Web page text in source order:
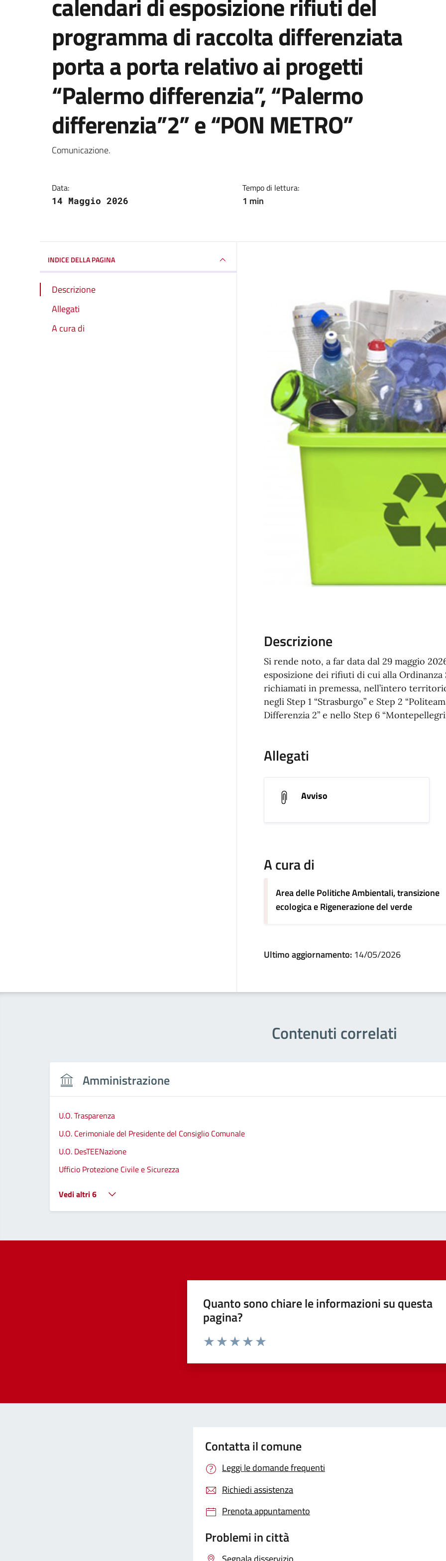
programma di raccolta differenziata
porta a porta relativo ai progetti
“Palermo differenzia”, “Palermo
differenzia”2” e “PON METRO”
Dettagli della notizia
Comunicazione.
Data:
14 Maggio 2026
Tempo di lettura:
1 min
INDICE DELLA PAGINA
Descrizione
Allegati
A cura di
Descrizione
Si rende noto, a far data dal 29 maggio
esposizione dei rifiuti di cui alla Ordinanza
richiamati in premessa, nell’intero
negli Step 1 “Strasburgo” e Step 2
Differenzia 2” e nello Step 6
Allegati
Avviso
A cura di
Area delle Politiche Ambientali, transizione
ecologica e Rigenerazione del verde
Ultimo aggiornamento: 14/05/2026
Contenuti correlati
Amministrazione
U.O. Trasparenza
U.O. Cerimoniale del Presidente del Consiglio Comunale
U.O. DesTEENazione
Ufficio Protezione Civile e Sicurezza
Vedi altri 6
Quanto sono chiare le informazioni su questa
pagina?
Contatta il comune
Leggi le domande frequenti
Richiedi assistenza
Prenota appuntamento
Problemi in città